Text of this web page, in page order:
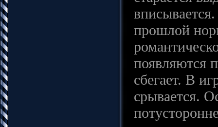
прошлой
появляются
сбегает. В
срывается.